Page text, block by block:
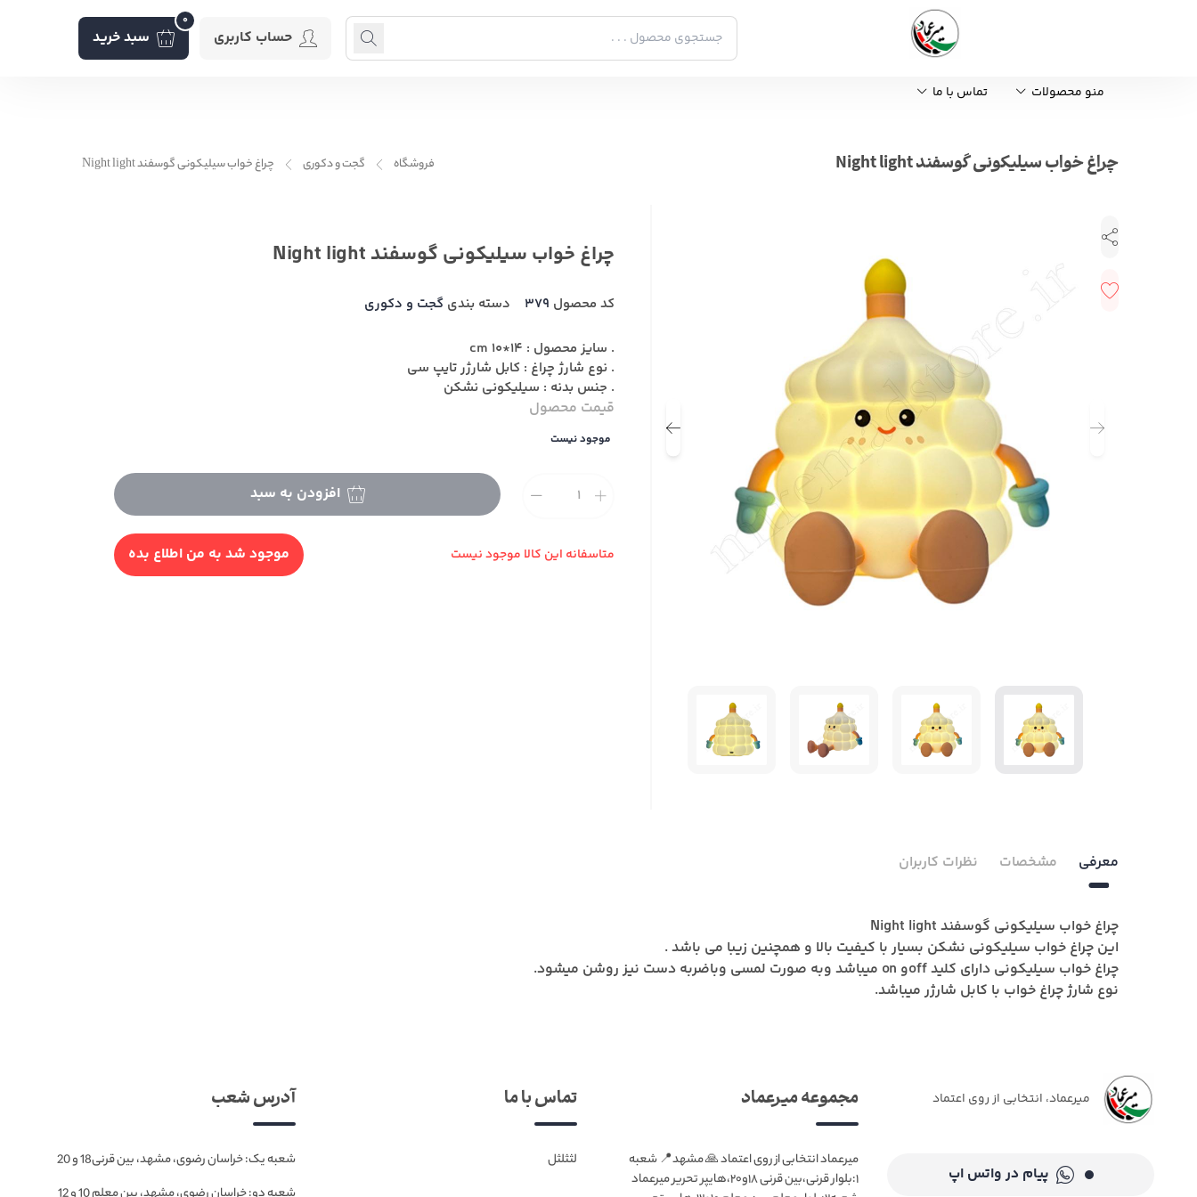
حساب کاربری سبد خرید
0
منو محصولات تماس با ما
چراغ خواب سیلیکونی گوسفند Night light فروشگاه گجت و دکوری چراغ خواب سیلیکونی گوسفند Night light
چراغ خواب سیلیکونی گوسفند Night light
کد محصول 379 دسته بندی گجت و دکوری
. سایز محصول : 14*10 cm
. نوع شارژ چراغ : کابل شارژر تایپ سی
. جنس بدنه : سیلیکونی نشکن
قیمت محصول
موجود نیست
افزودن به سبد
متاسفانه این کالا موجود نیست موجود شد به من اطلاع بده
معرفی مشخصات نظرات کاربران
چراغ خواب سیلیکونی گوسفند Night light
این چراغ خواب سیلیکونی نشکن بسیار با کیفیت بالا و همچنین زیبا می باشد .
چراغ خواب سیلیکونی دارای کلید offو on میباشد وبه صورت لمسی وباضربه دست نیز روشن میشود.
نوع شارژ چراغ خواب با کابل شارژر میباشد.
میرعماد، انتخابی از روی اعتماد
پیام در واتس اپ
مجموعه میرعماد
میرعماد انتخابی از روی اعتماد 🙏 مشهد📍 شعبه
۱:بلوار قرنی،بین قرنی ۱۸و۲۰،هایپر تحریر میرعماد
تماس با ما
لثثلثل
آدرس شعب
شعبه یک: خراسان رضوی، مشهد، بین قرنی18 و 20